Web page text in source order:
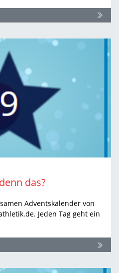
das?
Adventskalender von
Jeden Tag geht ein